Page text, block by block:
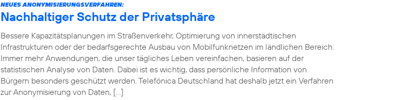
NEUES ANONYMISIERUNGSVERFAHREN:
Nachhaltiger Schutz der Privatsphäre
Bessere Kapazitätsplanungen im Straßenverkehr, Optimierung von innerstädtischen
Infrastrukturen oder der bedarfsgerechte Ausbau von Mobilfunknetzen im ländlichen Bereich:
Immer mehr Anwendungen, die unser tägliches Leben vereinfachen, basieren auf der
statistischen Analyse von Daten. Dabei ist es wichtig, dass persönliche Information von
Bürgern besonders geschützt werden. Telefónica Deutschland hat deshalb jetzt ein Verfahren
zur Anonymisierung von Daten, […]